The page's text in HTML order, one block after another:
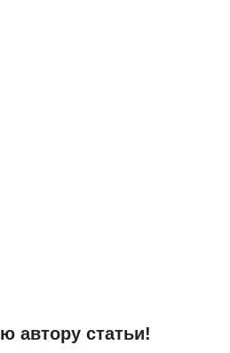
автору статьи!